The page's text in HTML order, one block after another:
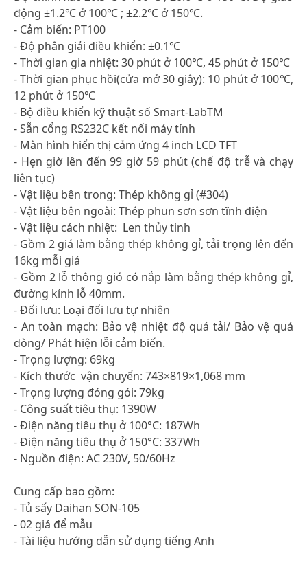
động ±1.2℃ ở 100℃ ; ±2.2℃ ở 150℃.
- Cảm biến: PT100
- Độ phân giải điều khiển: ±0.1℃
- Thời gian gia nhiệt: 30 phút ở 100℃, 45 phút ở 150℃
- Thời gian phục hồi(cửa mở 30 giây): 10 phút ở 100℃,
12 phút ở 150℃
- Bộ điều khiển kỹ thuật số Smart-LabTM
- Sẵn cổng RS232C kết nối máy tính
- Màn hình hiển thị cảm ứng 4 inch LCD TFT
- Hẹn giờ lên đến 99 giờ 59 phút (chế độ trễ và chạy
liên tục)
- Vật liệu bên trong: Thép không gỉ (#304)
- Vật liệu bên ngoài: Thép phun sơn sơn tĩnh điện
- Vật liệu cách nhiệt: Len thủy tinh
- Gồm 2 giá làm bằng thép không gỉ, tải trọng lên đến
16kg mỗi giá
- Gồm 2 lỗ thông gió có nắp làm bằng thép không gỉ,
đường kính lỗ 40mm.
- Đối lưu: Loại đối lưu tự nhiên
- An toàn mạch: Bảo vệ nhiệt độ quá tải/ Bảo vệ quá
dòng/ Phát hiện lỗi cảm biến.
- Trọng lượng: 69kg
- Kích thước vận chuyển: 743×819×1,068 mm
- Trọng lượng đóng gói: 79kg
- Công suất tiêu thụ: 1390W
- Điện năng tiêu thụ ở 100°C: 187Wh
- Điện năng tiêu thụ ở 150°C: 337Wh
- Nguồn điện: AC 230V, 50/60Hz
Cung cấp bao gồm:
- Tủ sấy Daihan SON-105
- 02 giá để mẫu
- Tài liệu hướng dẫn sử dụng tiếng Anh